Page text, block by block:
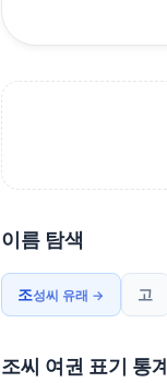
이름 탐색
조성씨 유래 → 고
조씨 여권 표기 통계